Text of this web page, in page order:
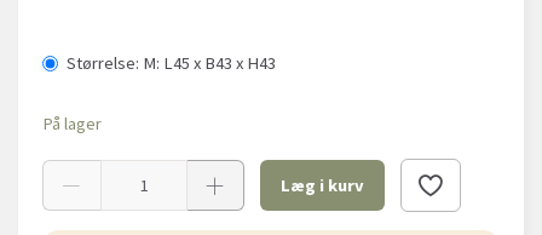
Størrelse: M: L45 x B43 x H43
På lager
Læg i kurv